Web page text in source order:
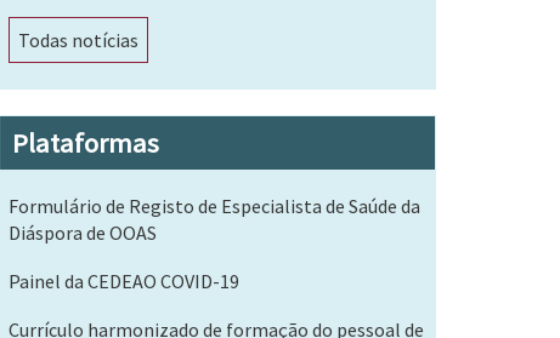
Todas notícias
Plataformas
Formulário de Registo de Especialista de Saúde da
Diáspora de OOAS
Painel da CEDEAO COVID-19
Currículo harmonizado de formação do pessoal de